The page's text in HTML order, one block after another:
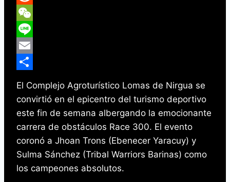
Reddit
WeChat
Line
Email
El Complejo Agroturístico Lomas de Nirgua se
convirtió en el epicentro del turismo deportivo
este fin de semana albergando la emocionante
carrera de obstáculos Race 300. El evento
coronó a Jhoan Trons (Ebenecer Yaracuy) y
Sulma Sánchez (Tribal Warriors Barinas) como
los campeones absolutos.